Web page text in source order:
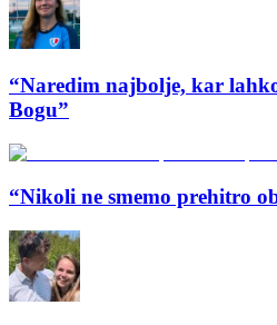
“Naredim najbolje, kar
Bogu”
“Nikoli ne smemo prehitro